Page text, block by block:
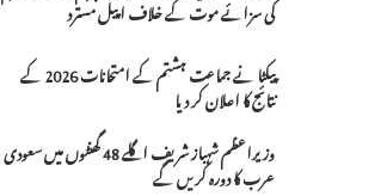
کی سزائے موت کے خلاف اپیل مسترد
پیکٹا نے جماعت ہشتم کے امتحانات 2026 کے
نتائج کا اعلان کر دیا
وزیراعظم شہباز شریف اگلے 48 گھنٹوں میں سعودی
عرب کا دورہ کریں گے